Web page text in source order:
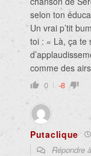
selon ton
Un vrai p’tit
toi : « Là, ça te
comme des
0 -8
Putaclique
Répondre à